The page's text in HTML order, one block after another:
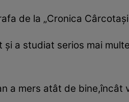
de la „Cronica
şi a studiat serios mai
a mers atât de